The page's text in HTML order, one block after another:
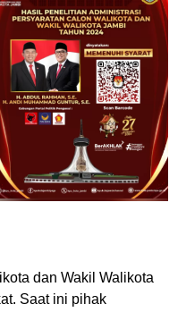
dan Wakil Walikota
Saat ini pihak